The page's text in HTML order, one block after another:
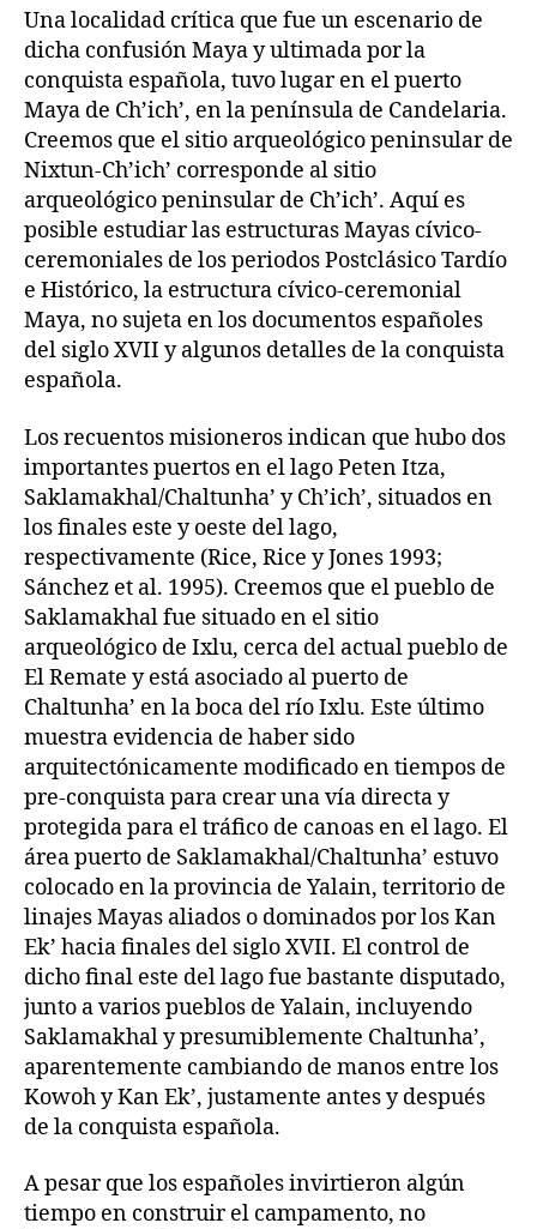
Una localidad crítica que fue un escenario de
dicha confusión Maya y ultimada por la
conquista española, tuvo lugar en el puerto
Maya de Ch’ich’, en la península de Candelaria.
Creemos que el sitio arqueológico peninsular de
Nixtun-Ch’ich’ corresponde al sitio
arqueológico peninsular de Ch’ich’. Aquí es
posible estudiar las estructuras Mayas cívico-
ceremoniales de los periodos Postclásico Tardío
e Histórico, la estructura cívico-ceremonial
Maya, no sujeta en los documentos españoles
del siglo XVII y algunos detalles de la conquista
española.
Los recuentos misioneros indican que hubo dos
importantes puertos en el lago Peten Itza,
Saklamakhal/Chaltunha’ y Ch’ich’, situados en
los finales este y oeste del lago,
respectivamente (Rice, Rice y Jones 1993;
Sánchez et al. 1995). Creemos que el pueblo de
Saklamakhal fue situado en el sitio
arqueológico de Ixlu, cerca del actual pueblo de
El Remate y está asociado al puerto de
Chaltunha’ en la boca del río Ixlu. Este último
muestra evidencia de haber sido
arquitectónicamente modificado en tiempos de
pre-conquista para crear una vía directa y
protegida para el tráfico de canoas en el lago. El
área puerto de Saklamakhal/Chaltunha’ estuvo
colocado en la provincia de Yalain, territorio de
linajes Mayas aliados o dominados por los Kan
Ek’ hacia finales del siglo XVII. El control de
dicho final este del lago fue bastante disputado,
junto a varios pueblos de Yalain, incluyendo
Saklamakhal y presumiblemente Chaltunha’,
aparentemente cambiando de manos entre los
Kowoh y Kan Ek’, justamente antes y después
de la conquista española.
A pesar que los españoles invirtieron algún
tiempo en construir el campamento, no